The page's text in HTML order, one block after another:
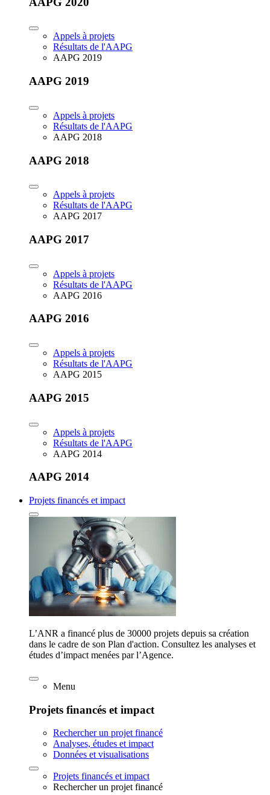
Appels à projets
Résultats de l'AAPG
AAPG 2019
AAPG 2019
Appels à projets
Résultats de l'AAPG
AAPG 2018
AAPG 2018
Appels à projets
Résultats de l'AAPG
AAPG 2017
AAPG 2017
Appels à projets
Résultats de l'AAPG
AAPG 2016
AAPG 2016
Appels à projets
Résultats de l'AAPG
AAPG 2015
AAPG 2015
Appels à projets
Résultats de l'AAPG
AAPG 2014
AAPG 2014
Projets financés et impact
L’ANR a financé plus de 30000 projets depuis sa création
dans le cadre de son Plan d'action. Consultez les analyses et
études d’impact menées par l’Agence.
Menu
Projets financés et impact
Rechercher un projet financé
Analyses, études et impact
Données et visualisations
Projets financés et impact
Rechercher un projet financé